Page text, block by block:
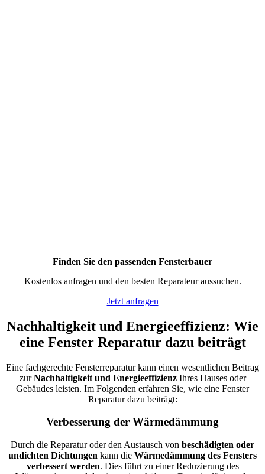
Finden Sie den passenden Fensterbauer
Kostenlos anfragen und den besten Reparateur aussuchen.
Jetzt anfragen
Nachhaltigkeit und Energieeffizienz: Wie
eine Fenster Reparatur dazu beiträgt
Eine fachgerechte Fensterreparatur kann einen wesentlichen Beitrag
zurNachhaltigkeit und EnergieeffizienzIhres Hauses oder
Gebäudes leisten. Im Folgenden erfahren Sie, wie eine Fenster
Reparatur dazu beiträgt:
Verbesserung der Wärmedämmung
Durch die Reparatur oder den Austausch von beschädigten oder
undichten Dichtungen kann die Wärmedämmung des Fensters
verbessert werden. Dies führt zu einer Reduzierung des